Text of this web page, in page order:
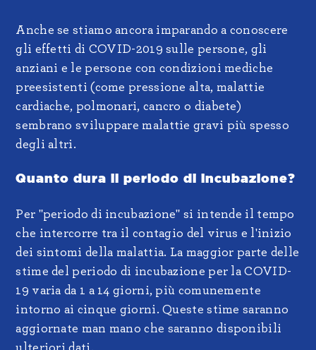
Anche se stiamo ancora imparando a conoscere
gli effetti di COVID-2019 sulle persone, gli
anziani e le persone con condizioni mediche
preesistenti (come pressione alta, malattie
cardiache, polmonari, cancro o diabete)
sembrano sviluppare malattie gravi più spesso
degli altri.
Quanto dura il periodo di incubazione?
Per "periodo di incubazione" si intende il tempo
che intercorre tra il contagio del virus e l'inizio
dei sintomi della malattia. La maggior parte delle
stime del periodo di incubazione per la COVID-
19 varia da 1 a 14 giorni, più comunemente
intorno ai cinque giorni. Queste stime saranno
aggiornate man mano che saranno disponibili